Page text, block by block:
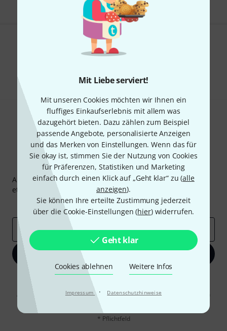
Mit Liebe serviert!
Mit unseren Cookies möchten wir Ihnen ein
fluffiges Einkaufserlebnis mit allem was
dazugehört bieten. Dazu zählen zum Beispiel
passende Angebote, personalisierte Anzeigen
und das Merken von Einstellungen. Wenn das für
Sie okay ist, stimmen Sie der Nutzung von Cookies
für Präferenzen, Statistiken und Marketing
einfach durch einen Klick auf „Geht klar“ zu (alle
anzeigen).
Sie können Ihre erteilte Zustimmung jederzeit
über die Cookie-Einstellungen (hier) widerrufen.
Geht klar
Cookies ablehnen Weitere Infos
Impressum · Datenschutzhinweise
Gefällt Ihnen, was Sie sehen?
Thomann Newsletter
Abonniere den Thomann Newsletter und gewinne mit
etwas Glück einen von
50 Gutscheinen
Inspirierende Beiträge
Deals Thomann Insights
E-Mail-Adresse*
Jetzt anmelden
Mit Klick auf „Jetzt anmelden“ stimmen Sie dem Erhalt von E-Mail-
Werbung und einer Messung des E-Mail-Nutzungsverhaltens zu. Die
Abmeldung ist jederzeit möglich. Weitere Informationen finden Sie in
Datenschutzhinweisen
* Pflichtfeld